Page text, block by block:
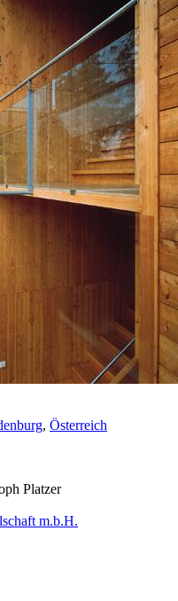
, Österreich
Platzer
m.b.H.